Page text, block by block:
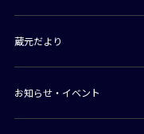
蔵元だより
お知らせ・イベント